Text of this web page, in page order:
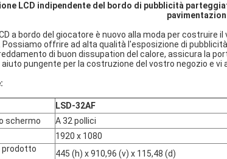
LCD indipendente del bordo di pubblicità
a bordo del giocatore è nuovo alla moda per
offrire ad alta qualità l'esposizione di pubblicità
di buon dissupation del calore, assicura la
pungente per la costruzione del vostro negozio e vi
LSD-32AF
schermo
A 32 pollici
1920 x 1080
prodotto
445 (h) x 910,96 (v) x 115,48 (d)